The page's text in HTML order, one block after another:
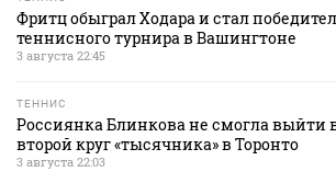
Фритц обыграл Ходара и стал
теннисного турнира в Вашингтоне
3 августа 22:45
ТЕННИС
Россиянка Блинкова не смогла выйти
второй круг «тысячника» в Торонто
3 августа 22:03